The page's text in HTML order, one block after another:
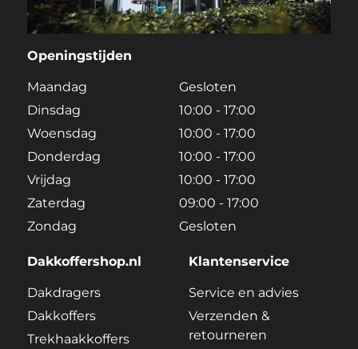
Openingstijden
Maandag
Gesloten
Dinsdag
10:00 - 17:00
Woensdag
10:00 - 17:00
Donderdag
10:00 - 17:00
Vrijdag
10:00 - 17:00
Zaterdag
09:00 - 17:00
Zondag
Gesloten
Dakkoffershop.nl
Dakdragers
Dakkoffers
Trekhaakkoffers
Klantenservice
Service en advies
Verzenden &
retourneren